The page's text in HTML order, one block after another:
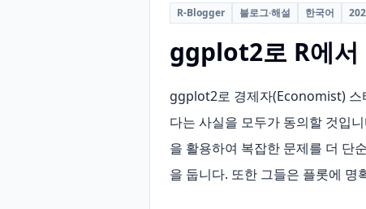
R-Blogger 블로그·해설 한국어
ggplot2로 R에서
ggplot2로 경제자(Economist) 스
다는 사실을 모두가 동의할 것입
을 활용하여 복잡한 문제를 더 단
을 둡니다. 또한 그들은 플롯에 명